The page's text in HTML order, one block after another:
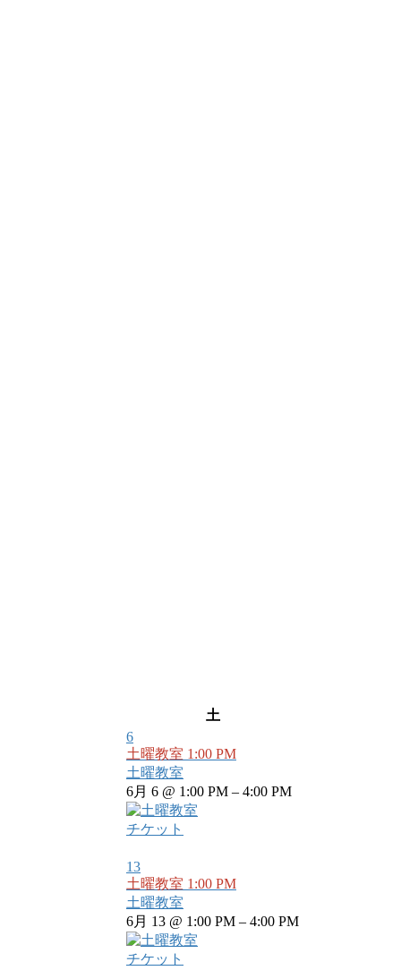
土
6
土曜教室 1:00 PM
土曜教室
6月 6 @ 1:00 PM – 4:00 PM
チケット
13
土曜教室 1:00 PM
土曜教室
6月 13 @ 1:00 PM – 4:00 PM
チケット